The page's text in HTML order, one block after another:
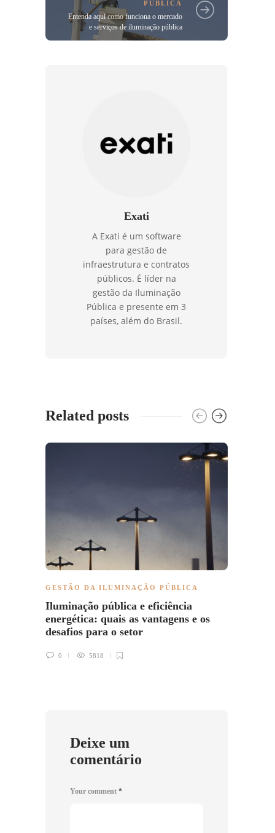
PÚBLICA
Entenda aqui como funciona o mercado
e serviços de iluminação pública
Exati
A Exati é um software
para gestão de
infraestrutura e contratos
públicos. É líder na
gestão da Iluminação
Pública e presente em 3
países, além do Brasil.
Related posts
GESTÃO DA ILUMINAÇÃO PÚBLICA
Iluminação pública e eficiência
energética: quais as vantagens e os
desafios para o setor
0 5818
Deixe um
comentário
Your comment *